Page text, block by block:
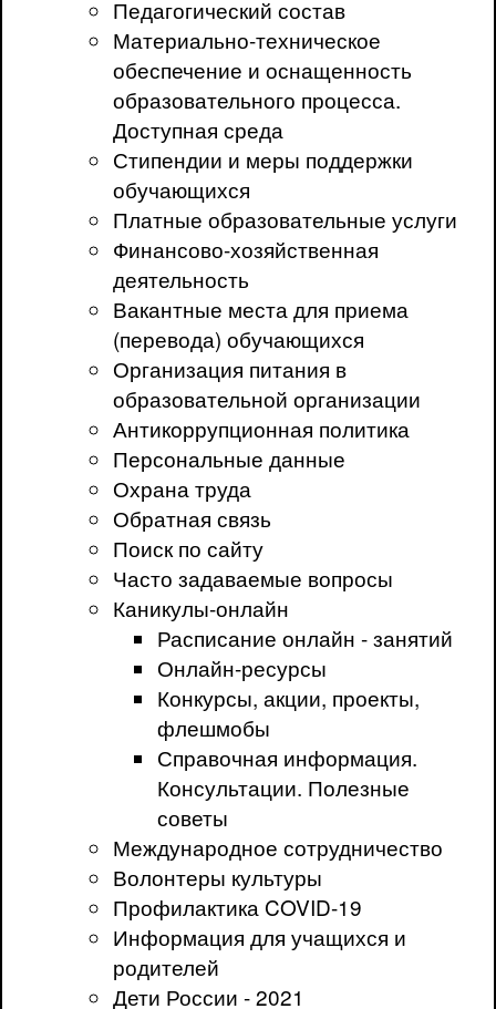
Педагогический состав
Материально-техническое
обеспечение и оснащенность
образовательного процесса.
Доступная среда
Стипендии и меры поддержки
обучающихся
Платные образовательные услуги
Финансово-хозяйственная
деятельность
Вакантные места для приема
(перевода) обучающихся
Организация питания в
образовательной организации
Антикоррупционная политика
Персональные данные
Охрана труда
Обратная связь
Поиск по сайту
Часто задаваемые вопросы
Каникулы-онлайн
Расписание онлайн - занятий
Онлайн-ресурсы
Конкурсы, акции, проекты,
флешмобы
Справочная информация.
Консультации. Полезные
советы
Международное сотрудничество
Волонтеры культуры
Профилактика COVID-19
Информация для учащихся и
родителей
Дети России - 2021